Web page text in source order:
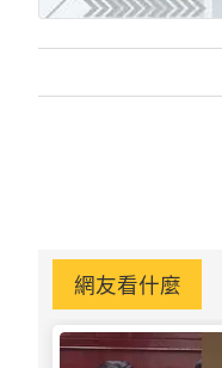
網友看什麼